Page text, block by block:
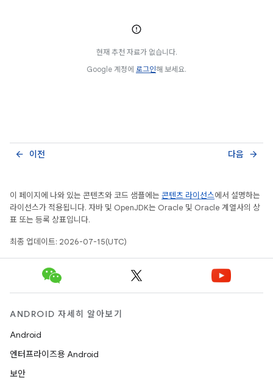
현재 추천 자료가 없습니다.
Google 계정에 로그인해 보세요.
이전
arrow_back 다음 arrow_forward
이 페이지에 나와 있는 콘텐츠와 코드 샘플에는 콘텐츠 라이선스에서 설명하는
라이선스가 적용됩니다. 자바 및 OpenJDK는 Oracle 및 Oracle 계열사의 상
표 또는 등록 상표입니다.
최종 업데이트: 2026-07-15(UTC)
ANDROID 자세히 알아보기
Android
엔터프라이즈용 Android
보안